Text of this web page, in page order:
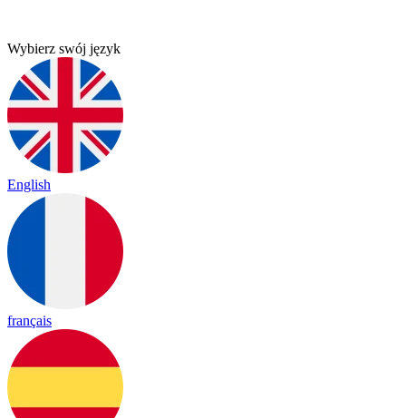
Wybierz swój język
English
français